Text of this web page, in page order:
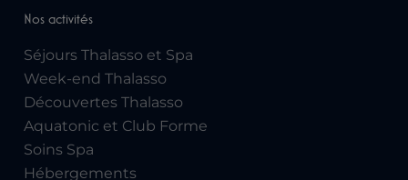
Nos activités
Séjours Thalasso et Spa
Week-end Thalasso
Découvertes Thalasso
Aquatonic et Club Forme
Soins Spa
Hébergements